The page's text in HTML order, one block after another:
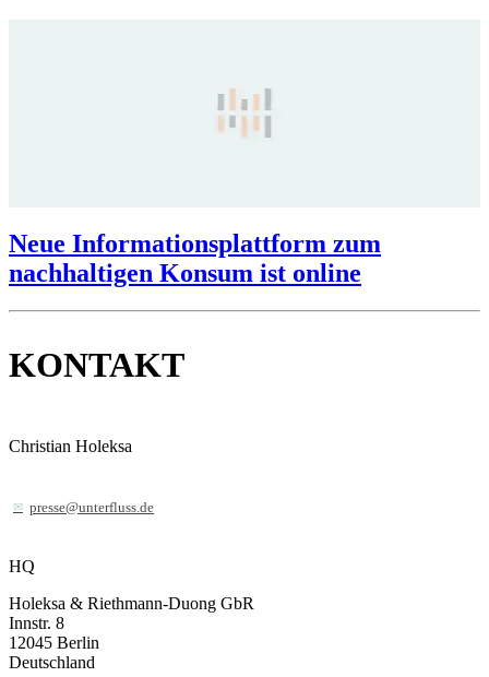
Neue Informationsplattform zum
nachhaltigen Konsum ist online
KONTAKT
Christian Holeksa
presse@unterfluss.de
HQ
Holeksa & Riethmann-Duong GbR
Innstr. 8
12045 Berlin
Deutschland